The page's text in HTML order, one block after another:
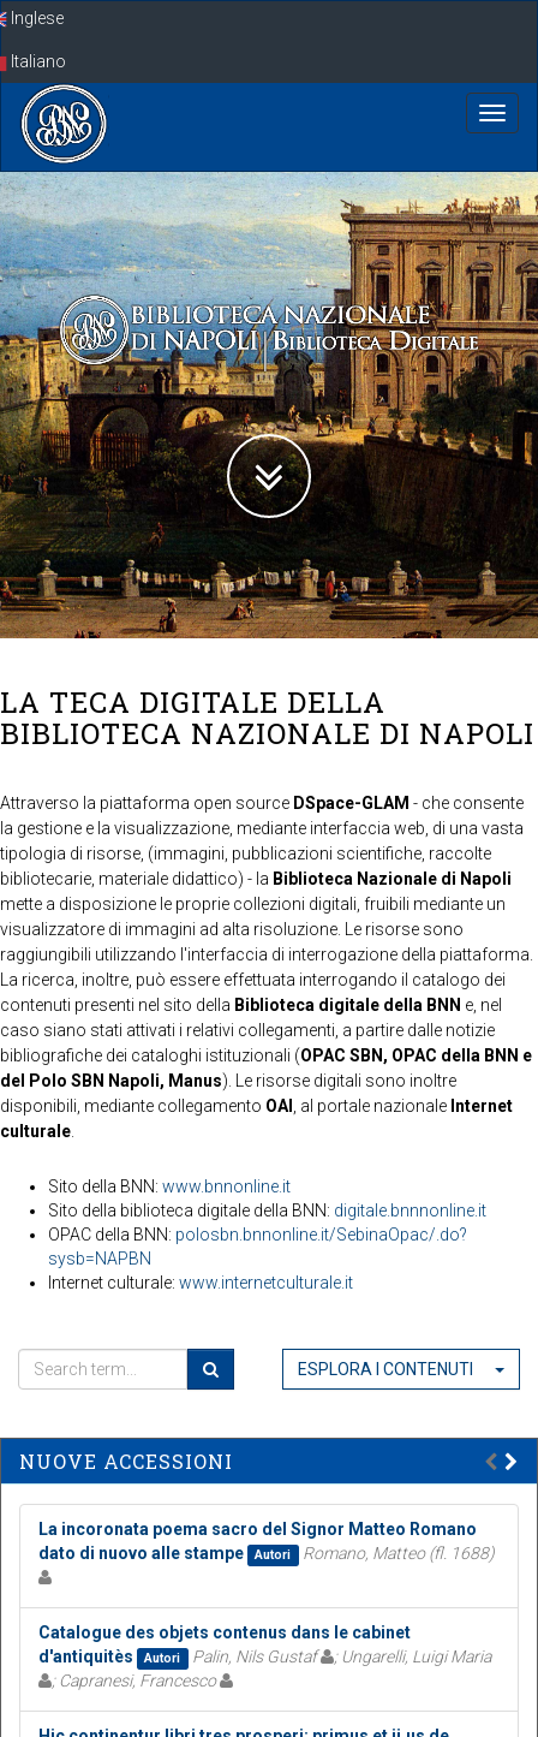
SkipInglese
Italiano
LA TECA DIGITALE DELLA
BIBLIOTECA NAZIONALE DI NAPOLI
Attraverso la piattaforma open source DSpace-GLAM - che consente
la gestione e la visualizzazione, mediante interfaccia web, di una vasta
tipologia di risorse, (immagini, pubblicazioni scientifiche, raccolte
bibliotecarie, materiale didattico) - la Biblioteca Nazionale di Napoli
mette a disposizione le proprie collezioni digitali, fruibili mediante un
visualizzatore di immagini ad alta risoluzione. Le risorse sono
raggiungibili utilizzando l'interfaccia di interrogazione della piattaforma.
La ricerca, inoltre, può essere effettuata interrogando il catalogo dei
contenuti presenti nel sito della Biblioteca digitale della BNN e, nel
caso siano stati attivati i relativi collegamenti, a partire dalle notizie
bibliografiche dei cataloghi istituzionali (OPAC SBN, OPAC della BNN e
del Polo SBN Napoli, Manus). Le risorse digitali sono inoltre
disponibili, mediante collegamento OAI , al portale nazionale Internet
culturale
Sito della BNN: www.bnnonline.it
Sito della biblioteca digitale della BNN: digitale.bnnnonline.it
OPAC della BNN: polosbn.bnnonline.it/SebinaOpac/.do?
sysb=NAPBN
Internet culturale: www.internetculturale.it
ESPLORA I CONTENUTI
NUOVE ACCESSIONI
La incoronata poema sacro del Signor Matteo Romano
dato di nuovo alle stampe
Autori Romano, Matteo (fl. 1688)
Catalogue des objets contenus dans le cabinet
d'antiquitès
Autori Palin, Nils Gustaf
; Ungarelli, Luigi Maria
; Capranesi, Francesco